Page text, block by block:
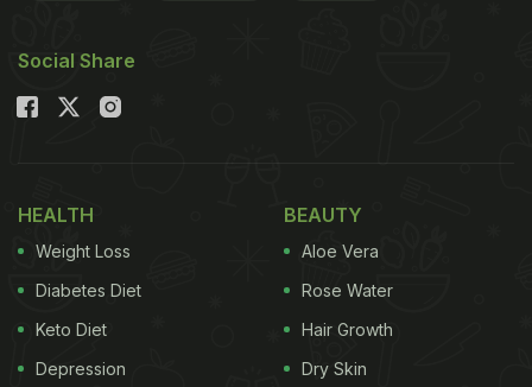
Social Share
HEALTH
Weight Loss
Diabetes Diet
Keto Diet
Depression
BEAUTY
Aloe Vera
Rose Water
Hair Growth
Dry Skin